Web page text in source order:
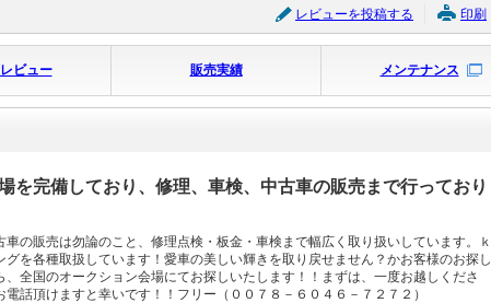
レビューを投稿する 印刷
ビュー 販売実績 メンテナンス
を完備しており、修理、車検、中古車の販売まで行っており
車の販売は勿論のこと、修理点検・板金・車検まで幅広く取り扱いしています。ｋ
グを各種取扱しています！愛車の美しい輝きを取り戻せません？かお客様のお探し
、全国のオークション会場にてお探しいたします！！まずは、一度お越しくださ
電話頂けますと幸いです！！フリー（００７８－６０４６－７２７２）